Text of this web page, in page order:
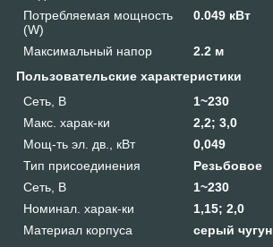
Потребляемая мощность
(W)
0.049 кВт
Максимальный напор
2.2 м
Пользовательские характеристики
Сеть, В
1~230
Макс. харак-ки
2,2; 3,0
Мощ-ть эл. дв., кВт
0,049
Тип присоединения
Резьбовое
Сеть, В
1~230
Номинал. харак-ки
1,15; 2,0
Материал корпуса
серый чугун